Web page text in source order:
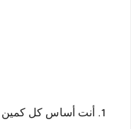
أنت أساس كل كمين